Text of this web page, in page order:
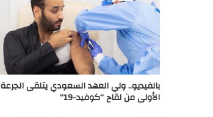
بالفيديو.. ولي العهد السعودي يتلقى الجرعة
الأولى من لقاح “كوفيد-19”